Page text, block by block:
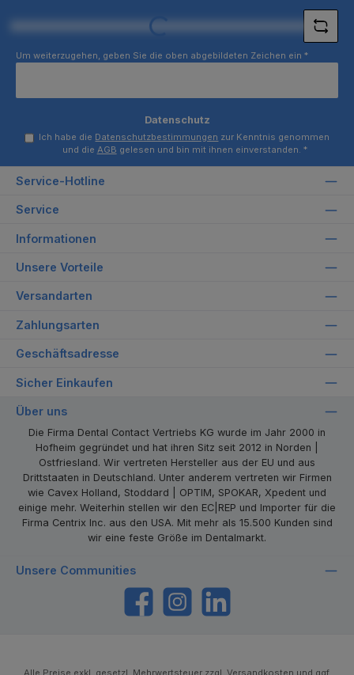
Loading...
Um weiterzugehen, geben Sie die oben abgebildeten Zeichen ein *
Datenschutz
Ich habe die Datenschutzbestimmungen zur Kenntnis genommen
und die AGB gelesen und bin mit ihnen einverstanden. *
Service-Hotline
Service
Informationen
Unsere Vorteile
Versandarten
Zahlungsarten
Geschäftsadresse
Sicher Einkaufen
Über uns
Die Firma Dental Contact Vertriebs KG wurde im Jahr 2000 in
Hofheim gegründet und hat ihren Sitz seit 2012 in Norden |
Ostfriesland. Wir vertreten Hersteller aus der EU und aus
Drittstaaten in Deutschland. Unter anderem vertreten wir Firmen
wie Cavex Holland, Stoddard | OPTIM, SPOKAR, Xpedent und
einige mehr. Weiterhin stellen wir den EC|REP und Importer für die
Firma Centrix Inc. aus den USA. Mit mehr als 15.500 Kunden sind
wir eine feste Größe im Dentalmarkt.
Unsere Communities
https://www.facebook.com/dentalcontact
Instagram
Alle Preise exkl. gesetzl. Mehrwertsteuer zzgl. Versandkosten und ggf.